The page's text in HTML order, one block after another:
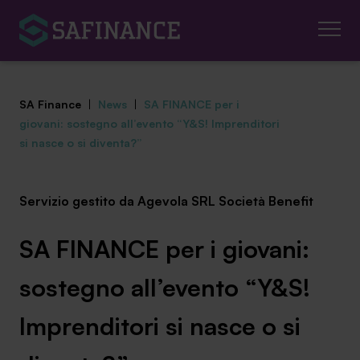
Centro studi
News ed eventi
Chi siamo
SA Finance | News | SA FINANCE per i
giovani: sostegno all’evento “Y&S! Imprenditori
si nasce o si diventa?”
Servizio gestito da Agevola SRL Società Benefit
SA FINANCE per i giovani:
sostegno all’evento “Y&S!
Imprenditori si nasce o si